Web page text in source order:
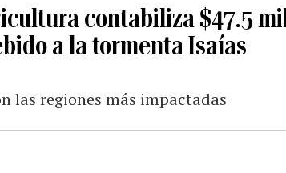
contabiliza $47.5
a la tormenta Isaías
las regiones más impactadas